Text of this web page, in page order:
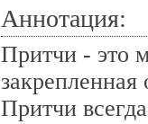
Аннотация:
Притчи - это
Притчи